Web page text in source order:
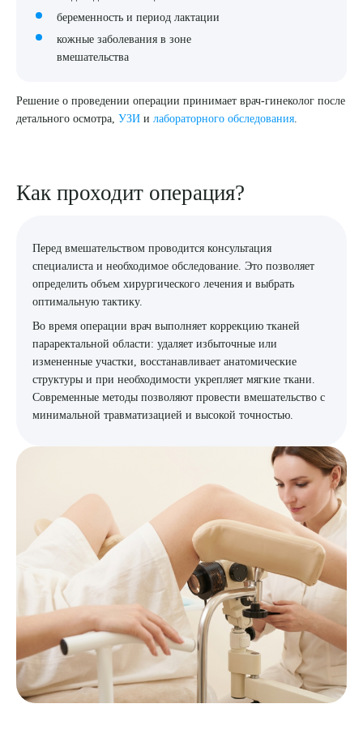
беременность и период лактации
кожные заболевания в зоне
вмешательства
Решение о проведении операции принимает врач-гинеколог после
детального осмотра, УЗИ и лабораторного обследования.
Как проходит операция?
Перед вмешательством проводится консультация
специалиста и необходимое обследование. Это позволяет
определить объем хирургического лечения и выбрать
оптимальную тактику.
Во время операции врач выполняет коррекцию тканей
параректальной области: удаляет избыточные или
измененные участки, восстанавливает анатомические
структуры и при необходимости укрепляет мягкие ткани.
Современные методы позволяют провести вмешательство с
минимальной травматизацией и высокой точностью.
ОТПРАВИТЬ
Выберите сопутствующую услугу
ПОДТВЕРДИТЬ